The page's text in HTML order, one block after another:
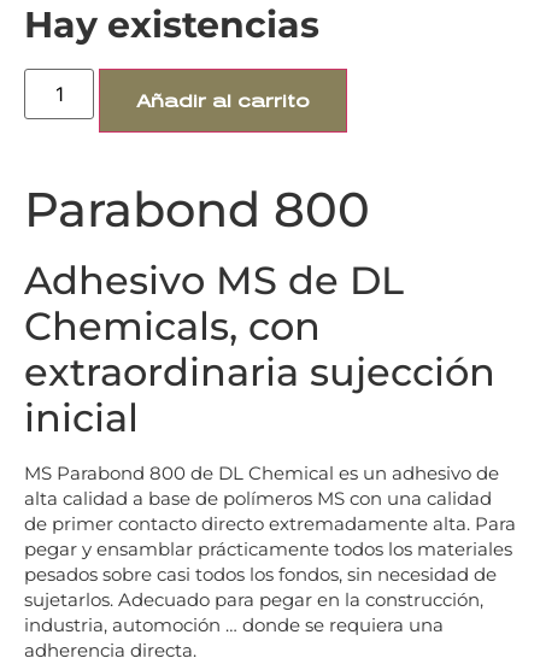
Hay existencias
Añadir al carrito
Parabond 800
Adhesivo MS de DL
Chemicals, con
extraordinaria sujección
inicial
MS Parabond 800 de DL Chemical es un adhesivo de
alta calidad a base de polímeros MS con una calidad
de primer contacto directo extremadamente alta. Para
pegar y ensamblar prácticamente todos los materiales
pesados sobre casi todos los fondos, sin necesidad de
sujetarlos. Adecuado para pegar en la construcción,
industria, automoción … donde se requiera una
adherencia directa.